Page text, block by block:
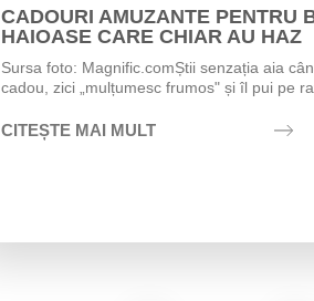
CADOURI AMUZANTE PENTRU
HAIOASE CARE CHIAR AU HAZ
Sursa foto: Magnific.comȘtii senzația aia
cadou, zici „mulțumesc frumos" și îl pui pe
CITEȘTE MAI MULT